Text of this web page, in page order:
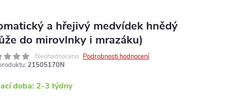
a hřejivý medvídek hnědý
do mirovlnky i mrazáku)
Neohodnoceno Podrobnosti hodnocení
21505170N
doba: 2-3 týdny